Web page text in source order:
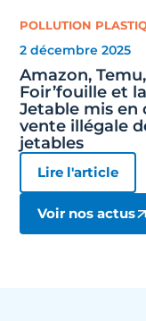
POLLUTION
2 décembre 2025
Amazon,
Foir’fouille et
Jetable mis en
vente illégale
jetables
Lire l'article
Voir nos actus